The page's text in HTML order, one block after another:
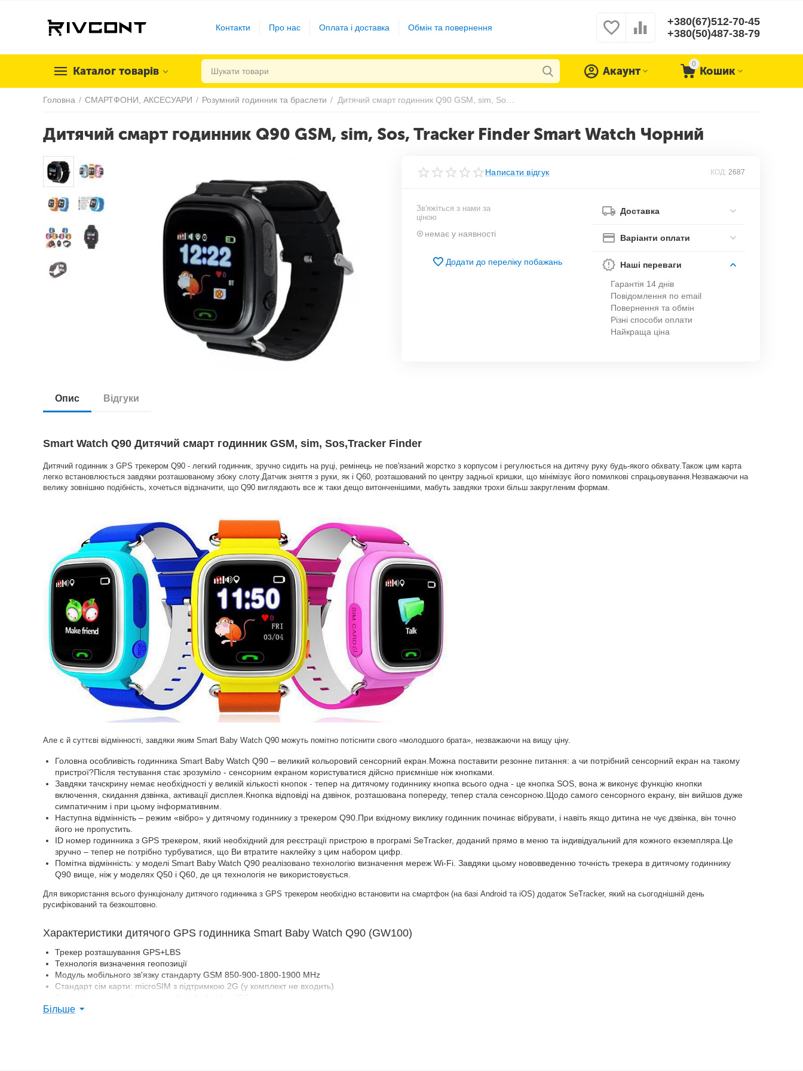
Контакти Про нас Оплата і доставка Обмін та повернення
+380(67)512-70-45
+380(50)487-38-79
Каталог товарів
0
Кошик
Акаунт
Головна / СМАРТФОНИ, АКСЕСУАРИ / Розумний годинник та браслети /
Дитячий смарт годинник Q90 GSM, sim, Sos, Tracker Finder Smart Watch Чорний
Написати відгук КОД: 2687
Зв'яжіться з нами за
ціною
немає у наявності
Додати до переліку побажань
Доставка
Варіанти оплати
Наші переваги
Гарантія 14 днів
Повідомлення по email
Повернення та обмін
Різні способи оплати
Найкраща ціна
Опис Відгуки
Smart Watch Q90 Дитячий смарт годинник GSM, sim, Sos,Tracker Finder
Дитячий годинник з GPS трекером Q90 - легкий годинник, зручно сидить на руці, ремінець не пов'язаний жорстко з корпусом і регулюється на дитячу руку будь-якого обхвату.Також цим карта
легко встановлюється завдяки розташованому збоку слоту.Датчик зняття з руки, як і Q60, розташований по центру задньої кришки, що мінімізує його помилкові спрацьовування.Незважаючи на
велику зовнішню подібність, хочеться відзначити, що Q90 виглядають все ж таки дещо витонченішими, мабуть завдяки трохи більш закругленим формам.
Але є й суттєві відмінності, завдяки яким Smart Baby Watch Q90 можуть помітно потіснити свого «молодшого брата», незважаючи на вищу ціну.
Головна особливість годинника Smart Baby Watch Q90 – великий кольоровий сенсорний екран.Можна поставити резонне питання: а чи потрібний сенсорний екран на такому
пристрої?Після тестування стає зрозуміло - сенсорним екраном користуватися дійсно приємніше ніж кнопками.
Завдяки тачскрину немає необхідності у великій кількості кнопок - тепер на дитячому годиннику кнопка всього одна - це кнопка SOS, вона ж виконує функцію кнопки
включення, скидання дзвінка, активації дисплея.Кнопка відповіді на дзвінок, розташована попереду, тепер стала сенсорною.Щодо самого сенсорного екрану, він вийшов дуже
симпатичним і при цьому інформативним.
Наступна відмінність – режим «вібро» у дитячому годиннику з трекером Q90.При вхідному виклику годинник починає вібрувати, і навіть якщо дитина не чує дзвінка, він точно
його не пропустить.
ID номер годинника з GPS трекером, який необхідний для реєстрації пристрою в програмі SeTracker, доданий прямо в меню та індивідуальний для кожного екземпляра.Це
зручно – тепер не потрібно турбуватися, що Ви втратите наклейку з цим набором цифр.
Помітна відмінність: у моделі Smart Baby Watch Q90 реалізовано технологію визначення мереж Wi-Fi. Завдяки цьому нововведенню точність трекера в дитячому годиннику
Q90 вище, ніж у моделях Q50 і Q60, де ця технологія не використовується.
Для використання всього функціоналу дитячого годинника з GPS трекером необхідно встановити на смартфон (на базі Android та iOS) додаток SeTracker, який на сьогоднішній день
русифікований та безкоштовно.
Характеристики дитячого GPS годинника Smart Baby Watch Q90 (GW100)
Трекер розташування GPS+LBS
Технологія визначення геопозиції
Модуль мобільного зв'язку стандарту GSM 850-900-1800-1900 MHz
Стандарт сім карти: microSIM з підтримкою 2G (у комплект не входить)
Кольоровий сенсорний екран діагоналлю 31 мм
Більше